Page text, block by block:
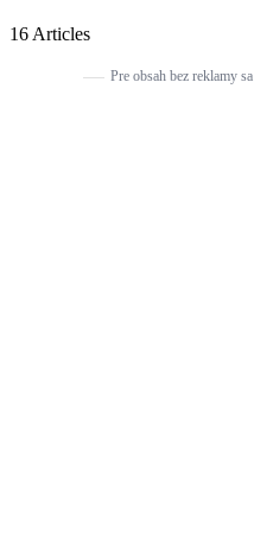
16 Articles
Pre obsah bez reklamy sa